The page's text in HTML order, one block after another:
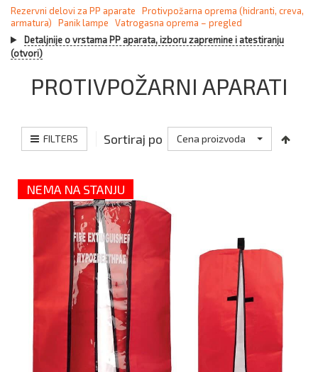
Rezervni delovi za PP aparate
Protivpožarna oprema (hidranti, creva,
armatura)
Panik lampe
Vatrogasna oprema – pregled
Detaljnije o vrstama PP aparata, izboru zapremine i atestiranju
(otvori)
PROTIVPOŽARNI APARATI
FILTERS Sortiraj po Cena proizvoda
NEMA NA STANJU